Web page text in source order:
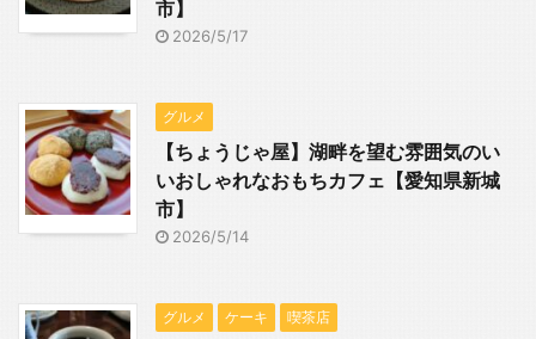
市】
2026/5/17
グルメ
【ちょうじゃ屋】湖畔を望む雰囲気のい
いおしゃれなおもちカフェ【愛知県新城
市】
2026/5/14
グルメ ケーキ 喫茶店